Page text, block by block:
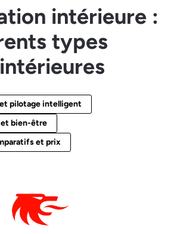
intérieure :
types
pilotage intelligent
bien-être
et prix